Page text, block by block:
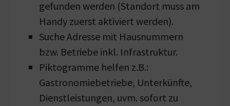
gefunden werden (Standort muss am
Handy zuerst aktiviert werden).
Suche Adresse mit Hausnummern
bzw. Betriebe inkl. Infrastruktur.
Piktogramme helfen z.B.:
Gastronomiebetriebe, Unterkünfte,
Dienstleistungen, uvm. sofort zu